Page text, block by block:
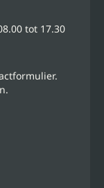
tot 17.30